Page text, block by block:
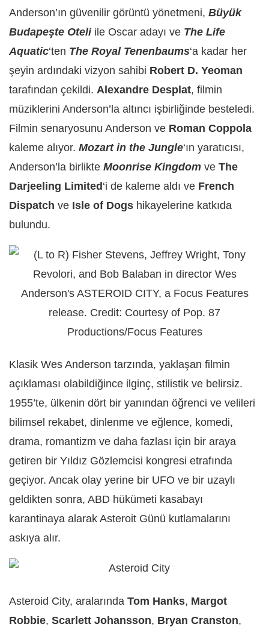
Anderson’ın güvenilir görüntü yönetmeni, Büyük
Budapeşte Oteliile Oscar adayı ve The Life
Aquatic‘ten The Royal Tenenbaums‘a kadar her
şeyin ardındaki vizyon sahibi Robert D. Yeoman
tarafından çekildi. Alexandre Desplat, filmin
müziklerini Anderson’la altıncı işbirliğinde besteledi.
Filmin senaryosunu Anderson ve Roman Coppola
kaleme alıyor. Mozart in the Jungle‘ın yaratıcısı,
Anderson’la birlikte Moonrise Kingdom ve The
Darjeeling Limited‘i de kaleme aldı ve French
Dispatch ve Isle of Dogs hikayelerine katkıda
bulundu.
Klasik Wes Anderson tarzında, yaklaşan filmin
açıklaması olabildiğince ilginç, stilistik ve belirsiz.
1955’te, ülkenin dört bir yanından öğrenci ve velileri
bilimsel rekabet, dinlenme ve eğlence, komedi,
drama, romantizm ve daha fazlası için bir araya
getiren bir Yıldız Gözlemcisi kongresi etrafında
geçiyor. Ancak olay yerine bir UFO ve bir uzaylı
geldikten sonra, ABD hükümeti kasabayı
karantinaya alarak Asteroit Günü kutlamalarını
askıya alır.
Asteroid City, aralarında Tom Hanks, Margot
Robbie, Scarlett Johansson, Bryan Cranston,